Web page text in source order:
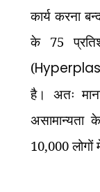
कार्य करना
के 75
(
है। अतः
असामान्यता
10,000 लोगों